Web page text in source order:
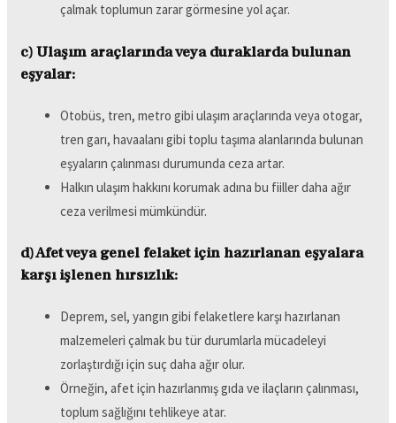
çalmak toplumun zarar görmesine yol açar.
c) Ulaşım araçlarında veya duraklarda bulunan
eşyalar:
Otobüs, tren, metro gibi ulaşım araçlarında veya otogar,
tren garı, havaalanı gibi toplu taşıma alanlarında bulunan
eşyaların çalınması durumunda ceza artar.
Halkın ulaşım hakkını korumak adına bu fiiller daha ağır
ceza verilmesi mümkündür.
d) Afet veya genel felaket için hazırlanan eşyalara
karşı işlenen hırsızlık:
Deprem, sel, yangın gibi felaketlere karşı hazırlanan
malzemeleri çalmak bu tür durumlarla mücadeleyi
zorlaştırdığı için suç daha ağır olur.
Örneğin, afet için hazırlanmış gıda ve ilaçların çalınması,
toplum sağlığını tehlikeye atar.